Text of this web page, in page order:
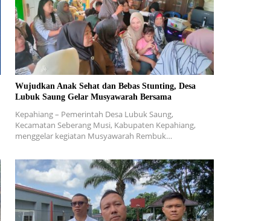
Wujudkan Anak Sehat dan Bebas Stunting, Desa
Lubuk Saung Gelar Musyawarah Bersama
Kepahiang – Pemerintah Desa Lubuk Saung,
Kecamatan Seberang Musi, Kabupaten Kepahiang,
menggelar kegiatan Musyawarah Rembuk…